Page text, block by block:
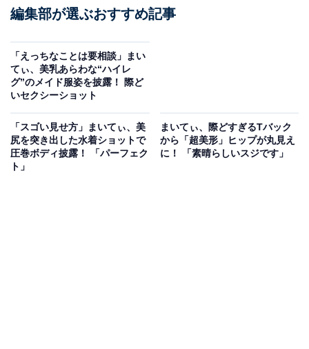
編集部が選ぶおすすめ記事
「えっちなことは要相談」まい
てぃ、美乳あらわな“ハイレ
グ”のメイド服姿を披露！ 際ど
いセクシーショット
「スゴい見せ方」まいてぃ、美
尻を突き出した水着ショットで
圧巻ボディ披露！ 「パーフェク
ト」
まいてぃ、際どすぎるTバック
から「超美形」ヒップが丸見え
に！ 「素晴らしいスジです」